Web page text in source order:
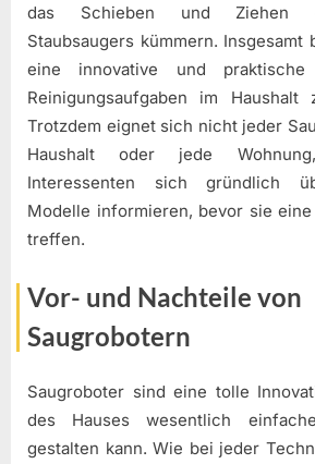
das Schieben und Ziehen
Staubsaugers kümmern. Insgesamt
eine innovative und
Reinigungsaufgaben im Haushalt
Trotzdem eignet sich nicht jeder
Haushalt oder jede
Interessenten sich gründlich
Modelle informieren, bevor sie
treffen.
Vor- und Nachteile von
Saugrobotern
Saugroboter sind eine tolle
des Hauses wesentlich
gestalten kann. Wie bei jeder